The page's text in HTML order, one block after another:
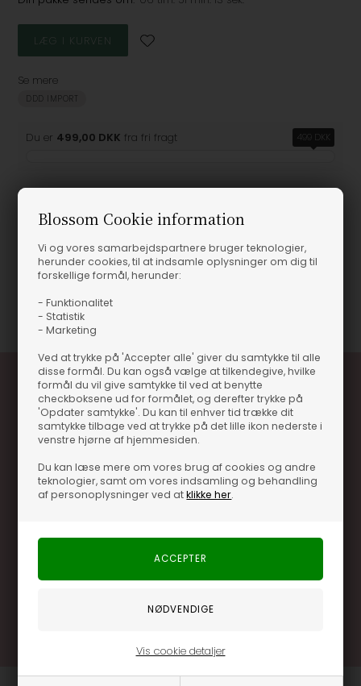
Blossom Cookie information
Vi og vores samarbejdspartnere bruger teknologier,
herunder cookies, til at indsamle oplysninger om dig til
forskellige formål, herunder:
- Funktionalitet
- Statistik
- Marketing
Ved at trykke på 'Accepter alle' giver du samtykke til alle
disse formål. Du kan også vælge at tilkendegive, hvilke
formål du vil give samtykke til ved at benytte
checkboksene ud for formålet, og derefter trykke på
'Opdater samtykke'. Du kan til enhver tid trække dit
samtykke tilbage ved at trykke på det lille ikon nederste i
venstre hjørne af hjemmesiden.
Du kan læse mere om vores brug af cookies og andre
teknologier, samt om vores indsamling og behandling
af personoplysninger ved atklikke her.
Vis cookie detaljer
Se mere
DDD IMPORT
Du er 499,00 DKK fra fri fragt 499 DKK
Produktinformation
RUM NATION PERUANO 8 ÅR
Varenummer
Optjen 3% i bonuskroner når du handler
.... og mange flere fordele
Læs mere og bliv medlem